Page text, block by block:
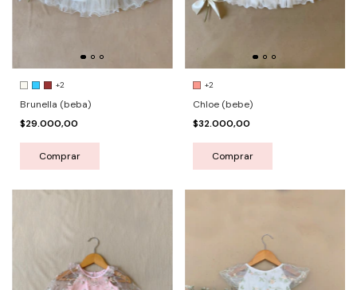
+2
Brunella (beba)
$29.000,00
Comprar
+2
Chloe (bebe)
$32.000,00
Comprar